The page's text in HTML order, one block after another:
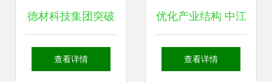
德材科技集团突破
冷轧极薄碳钢技
查看详情
优化产业结构 中江
培育高新技术与新
查看详情